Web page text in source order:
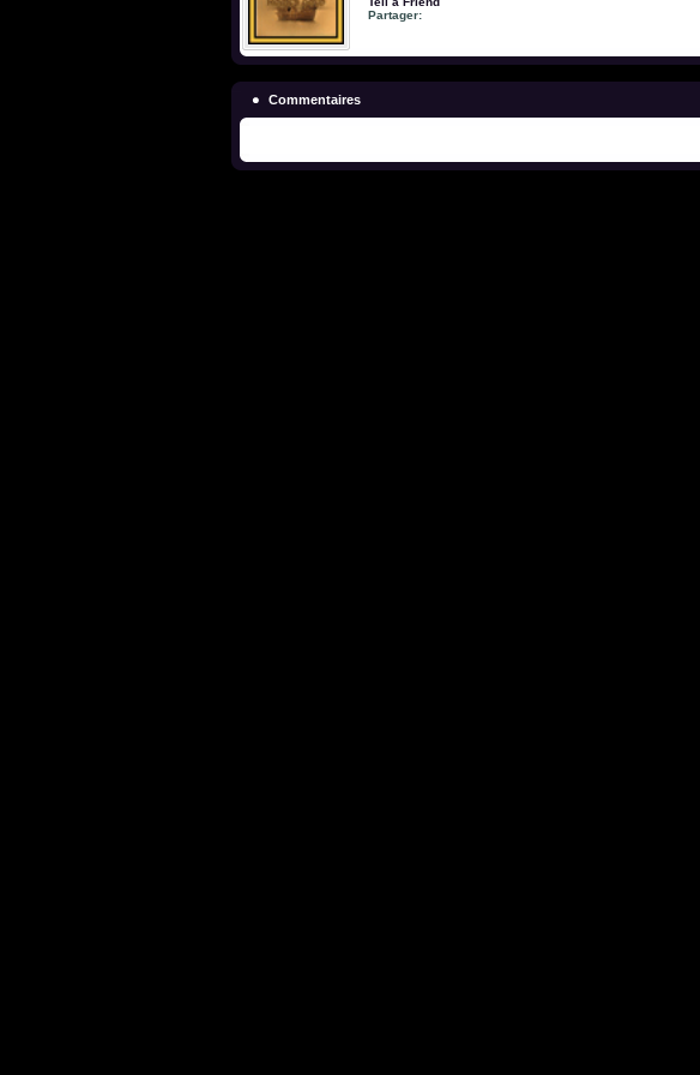
Partager:
Commentaires